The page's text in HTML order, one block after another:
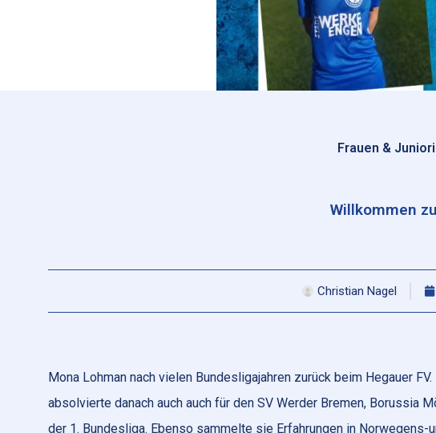
Frauen &
Willkommen
Christian Nagel
Mona Lohman nach vielen Bundesligajahren zurück beim Hegauer
absolvierte danach auch auch für den SV Werder Bremen, Borussia
der 1. Bundesliga. Ebenso sammelte sie Erfahrungen in